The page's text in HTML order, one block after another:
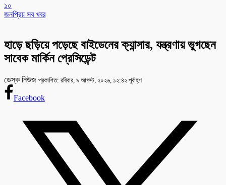
১০
জনপ্রিয় সব খবর
হাড়ে ছড়িয়ে পড়েছে বাইডেনের ক্যান্সার, যন্ত্রণায় ভুগছেন
সাবেক মার্কিন প্রেসিডেন্ট
ডেস্ক নিউজ প্রকাশিত: রবিবার, ৯ আগস্ট, ২০২৬, ১২:৪২ পূর্বাহ্ণ
Facebook